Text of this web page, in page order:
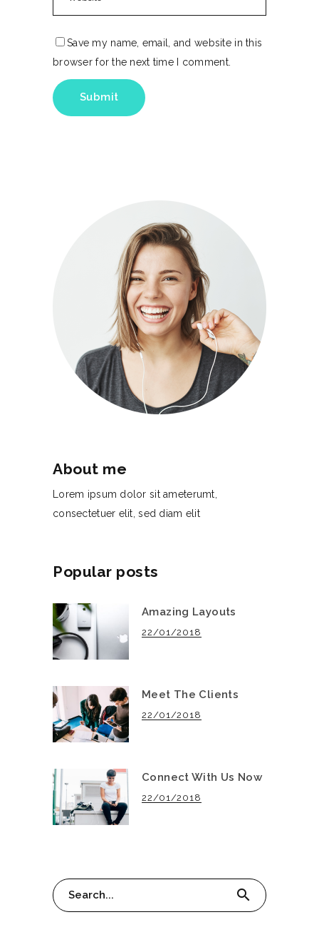
Save my name, email, and website in this
browser for the next time I comment.
About me
Lorem ipsum dolor sit ameterumt,
consectetuer elit, sed diam elit
Popular posts
Amazing Layouts
22/01/2018
Meet The Clients
22/01/2018
Connect With Us Now
22/01/2018
Search
for:
search